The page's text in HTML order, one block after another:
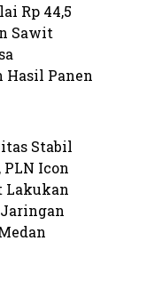
Rp 44,5
Sawit
Panen
Stabil
Icon
Lakukan